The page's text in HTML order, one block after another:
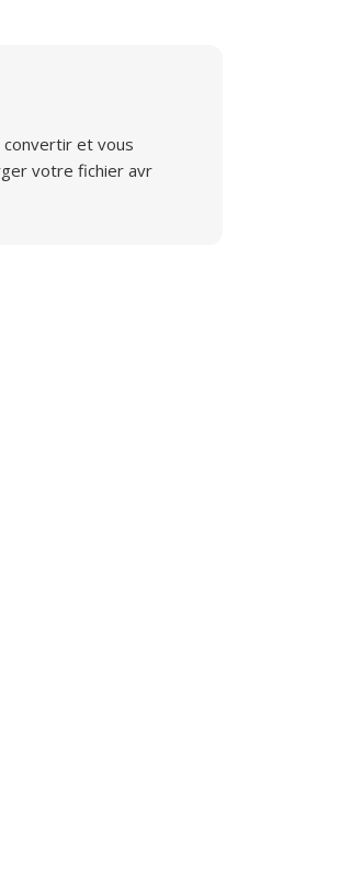
convertir et vous
votre fichier avr